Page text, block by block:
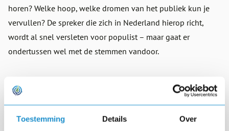
Toestemming Details Over
horen? Welke hoop, welke dromen van het publiek kun je
vervullen? De spreker die zich in Nederland hierop richt,
wordt al snel versleten voor populist – maar gaat er
ondertussen wel met de stemmen vandoor.
niet om in speeches een niveau dieper te gaan en te spreken
over gedeelde waarden en persoonlijke overtuigingen.
Speeches are about the speaker. Als de spreker overtuigend